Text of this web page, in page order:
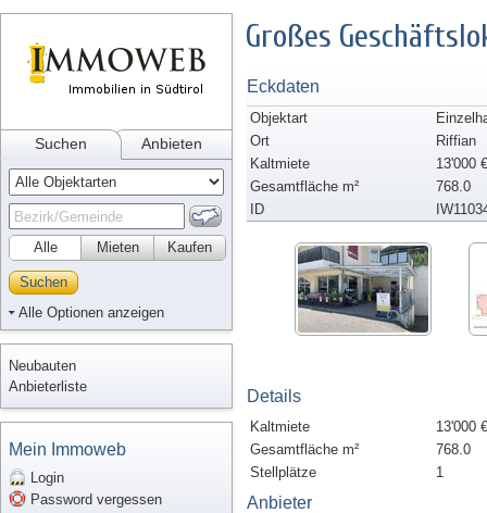
Suchen Anbieten
Alle Kaufen
Mieten
Suchen
Alle Optionen anzeigen
Neubauten
Anbieterliste
Mein Immoweb
Login
Password vergessen
Großes
Eckdaten
Objektart
Ort
Riffian
Kaltmiete
13'000 €
Gesamtfläche m²
768.0
ID
Details
Kaltmiete
13'000 €
Gesamtfläche m²
768.0
Stellplätze
1
Anbieter